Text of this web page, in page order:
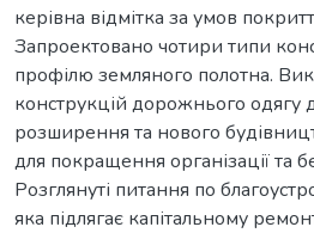
керівна відмітка за умов
Запроектовано чотири типи
профілю земляного полотна.
конструкцій дорожнього одягу
розширення та нового
для покращення організації та
Розглянуті питання по
яка підлягає капітальному